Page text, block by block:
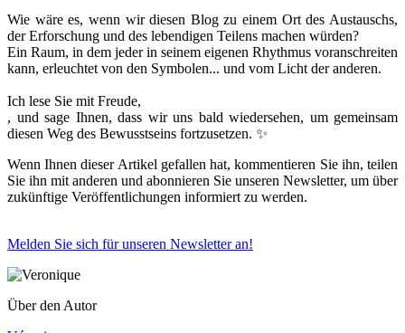
Wie wäre es, wenn wir diesen Blog zu einem Ort des Austauschs,
der Erforschung und des lebendigen Teilens machen würden?
Ein Raum, in dem jeder in seinem eigenen Rhythmus voranschreiten
kann, erleuchtet von den Symbolen... und vom Licht der anderen.
Ich lese Sie mit Freude,
, und sage Ihnen, dass wir uns bald wiedersehen, um gemeinsam
diesen Weg des Bewusstseins fortzusetzen. ✨
Wenn Ihnen dieser Artikel gefallen hat, kommentieren Sie ihn, teilen
Sie ihn mit anderen und abonnieren Sie unseren Newsletter, um über
zukünftige Veröffentlichungen informiert zu werden.
Melden Sie sich für unseren Newsletter an!
Über den Autor